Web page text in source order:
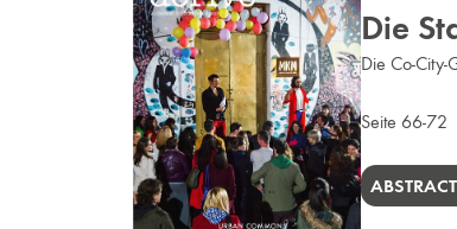
Die
Die Co-City-
Seite 66-72